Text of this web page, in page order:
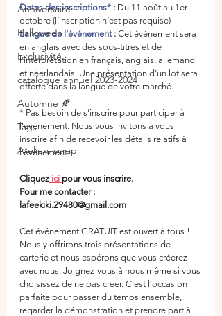
Anniversaire
Halloween
Exclusivité
catalogue annuel 2023-2024
Automne 🍂
Tags
Ateliers scrap
Dates des inscriptions* : Du 11 août au 1er
octobre (l’inscription n’est pas requise)
Langue de l’événement : Cet événement sera
en anglais avec des sous-titres et de
l’interprétation en français, anglais, allemand
et néerlandais. Une présentation d’un lot sera
offerte dans la langue de votre marché.
* Pas besoin de s’inscrire pour participer à
l’événement. Nous vous invitons à vous
inscrire afin de recevoir les détails relatifs à
l’événement.
Cliquez ici pour vous inscrire.
Pour me contacter :
lafeekiki.29480@gmail.com
Cet événement GRATUIT est ouvert à tous !
Nous y offrirons trois présentations de
carterie et nous espérons que vous créerez
avec nous. Joignez-vous à nous même si vous
choisissez de ne pas créer. C’est l’occasion
parfaite pour passer du temps ensemble,
regarder la démonstration et prendre part à